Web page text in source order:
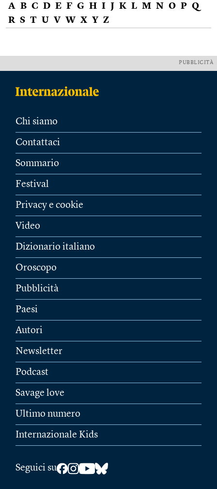
A B C D E F G H I J K L M N O P Q
R S T U V W X Y Z
PUBBLICITÀ
Chi siamo
Contattaci
Sommario
Festival
Privacy e cookie
Video
Dizionario italiano
Oroscopo
Pubblicità
Paesi
Autori
Newsletter
Podcast
Savage love
Ultimo numero
Internazionale Kids
Seguici su